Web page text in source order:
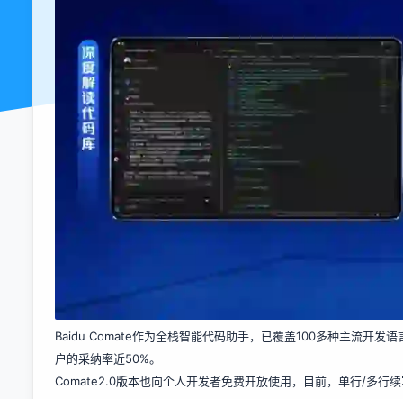
Baidu Comate作为全栈智能代码助手，已覆盖100多种主流开发
户的采纳率近50%。
Comate2.0版本也向个人开发者免费开放使用，目前，单行/多行